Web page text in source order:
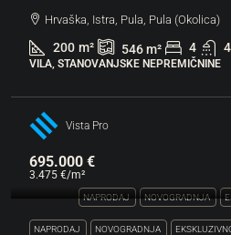
Hrvaška, Istra, Pula, Pula (Okolica)
200 m² 546m² 4 4
VILA, STANOVANJSKE NEPREMIČNINE
Vista Pro
NAPRODAJ NOVOGRADNJA
695.000 €
3.475 €/m²
NAPRODAJ NOVOGRADNJA